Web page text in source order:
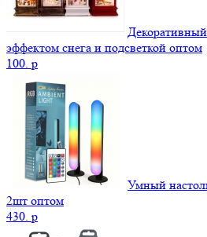
эффектом снега и подсветкой оптом
100. p
Умный
2шт оптом
430. p